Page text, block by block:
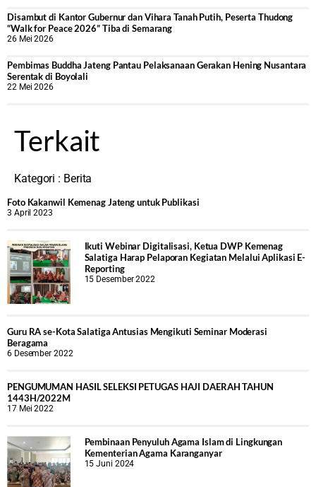
Disambut di Kantor Gubernur dan Vihara Tanah Putih, Peserta Thudong
“Walk for Peace 2026” Tiba di Semarang
26 Mei 2026
‎Pembimas Buddha Jateng Pantau Pelaksanaan Gerakan Hening Nusantara
Serentak di Boyolali
22 Mei 2026
Terkait
Kategori : Berita
Foto Kakanwil Kemenag Jateng untuk Publikasi
3 April 2023
Ikuti Webinar Digitalisasi, Ketua DWP Kemenag
Salatiga Harap Pelaporan Kegiatan Melalui Aplikasi E-
Reporting
15 Desember 2022
Guru RA se-Kota Salatiga Antusias Mengikuti Seminar Moderasi
Beragama
6 Desember 2022
PENGUMUMAN HASIL SELEKSI PETUGAS HAJI DAERAH TAHUN
1443H/2022M
17 Mei 2022
Pembinaan Penyuluh Agama Islam di Lingkungan
Kementerian Agama Karanganyar
15 Juni 2024